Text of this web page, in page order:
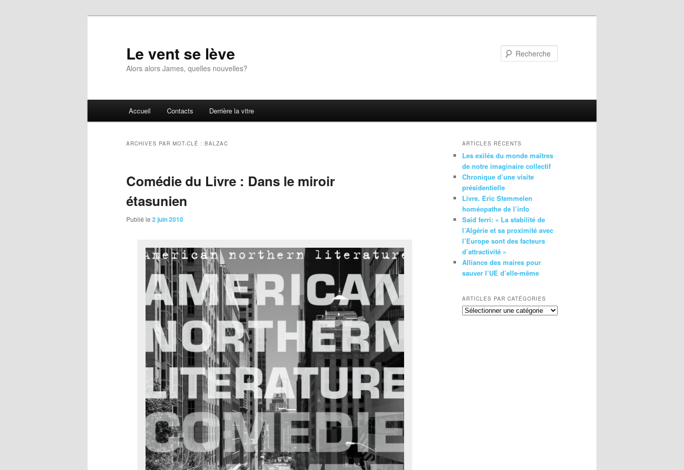
Le vent se lève
Alors alors James, quelles nouvelles?
Accueil Contacts Derrière la vitre
ARCHIVES PAR MOT-CLÉ : BALZAC
Comédie du Livre : Dans le miroir
étasunien
Publié le 2 juin 2010
ARTICLES RÉCENTS
Les exilés du monde maîtres
de notre imaginaire collectif
Chronique d’une visite
présidentielle
Livre. Eric Stemmelen
homéopathe de l’info
Said ferri: « La stabilité de
l’Algérie et sa proximité avec
l’Europe sont des facteurs
d’attractivité »
Alliance des maires pour
sauver l’UE d’elle-même
ARTICLES PAR CATÉGORIES
Articles